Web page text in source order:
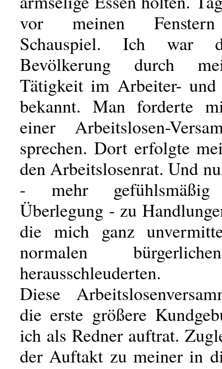
vor meinen Fenstern
Schauspiel. Ich war
Bevölkerung durch
Tätigkeit im Arbeiter- und
bekannt. Man forderte
einer Arbeitslosen-
sprechen. Dort erfolgte
den Arbeitslosenrat. Und
- mehr
Überlegung - zu
die mich ganz
normalen
herausschleuderten.
Diese
die erste größere
ich als Redner auftrat.
der Auftakt zu meiner in